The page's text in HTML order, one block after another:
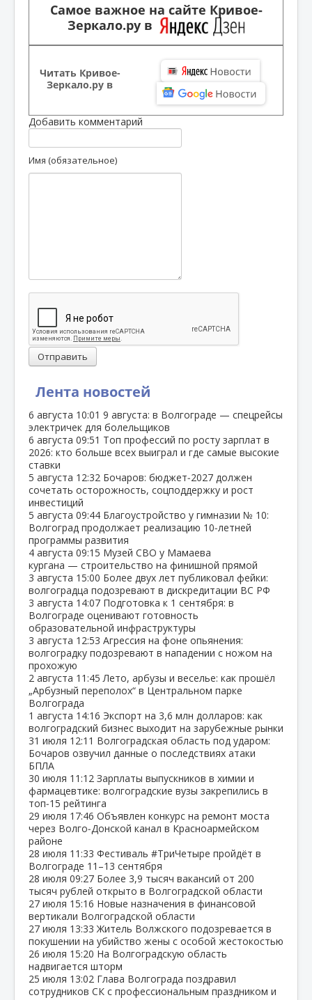
Лента новостей
6 августа 10:01 9 августа: в Волгограде — спецрейсы
электричек для болельщиков
6 августа 09:51 Топ профессий по росту зарплат в
2026: кто больше всех выиграл и где самые высокие
ставки
5 августа 12:32 Бочаров: бюджет‑2027 должен
сочетать осторожность, соцподдержку и рост
инвестиций
5 августа 09:44 Благоустройство у гимназии № 10:
Волгоград продолжает реализацию 10‑летней
программы развития
4 августа 09:15 Музей СВО у Мамаева
кургана — строительство на финишной прямой
3 августа 15:00 Более двух лет публиковал фейки:
волгоградца подозревают в дискредитации ВС РФ
3 августа 14:07 Подготовка к 1 сентября: в
Волгограде оценивают готовность
образовательной инфраструктуры
3 августа 12:53 Агрессия на фоне опьянения:
волгоградку подозревают в нападении с ножом на
прохожую
2 августа 11:45 Лето, арбузы и веселье: как прошёл
„Арбузный переполох“ в Центральном парке
Волгограда
1 августа 14:16 Экспорт на 3,6 млн долларов: как
волгоградский бизнес выходит на зарубежные рынки
31 июля 12:11 Волгоградская область под ударом:
Бочаров озвучил данные о последствиях атаки
БПЛА
30 июля 11:12 Зарплаты выпускников в химии и
фармацевтике: волгоградские вузы закрепились в
топ‑15 рейтинга
29 июля 17:46 Объявлен конкурс на ремонт моста
через Волго‑Донской канал в Красноармейском
районе
28 июля 11:33 Фестиваль #ТриЧетыре пройдёт в
Волгограде 11–13 сентября
28 июля 09:27 Более 3,9 тысяч вакансий от 200
тысяч рублей открыто в Волгоградской области
27 июля 15:16 Новые назначения в финансовой
вертикали Волгоградской области
27 июля 13:33 Житель Волжского подозревается в
покушении на убийство жены с особой жестокостью
26 июля 15:20 На Волгоградскую область
надвигается шторм
25 июля 13:02 Глава Волгограда поздравил
сотрудников СК с профессиональным праздником и
Самое важное на сайте Кривое-
Зеркало.ру в
Читать Кривое-
Зеркало.ру в
Добавить комментарий
Имя (обязательное)
Отправить